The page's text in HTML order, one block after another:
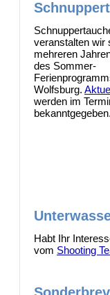
veranstalten wir
mehreren
des Sommer-
Wolfsburg.
werden im
Habt Ihr
vom Shooting